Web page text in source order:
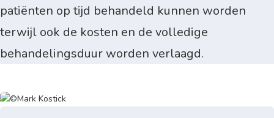
patiënten op tijd behandeld kunnen worden
terwijl ook de kosten en de volledige
behandelingsduur worden verlaagd.